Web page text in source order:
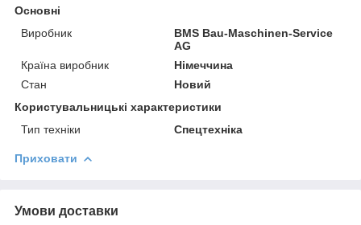
Основні
Виробник
BMS Bau-Maschinen-Service
AG
Країна виробник
Німеччина
Стан
Новий
Користувальницькі характеристики
Тип техніки
Спецтехніка
Приховати
Умови доставки